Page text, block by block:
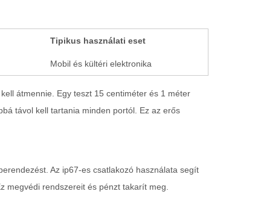
Tipikus használati eset
Mobil és kültéri elektronika
átmennie. Egy teszt 15 centiméter és 1 méter
távol kell tartania minden portól. Ez az erős
Az ip67-es csatlakozó használata segít
megvédi rendszereit és pénzt takarít meg.